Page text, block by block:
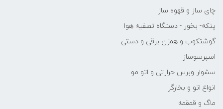
چای ساز و قهوه ساز
پنکه- بخور - دستگاه تصفیه هوا
گوشتکوب و همزن برقی و دستی
اسپرسوساز
سشوار وبرس حرارتی و اتو مو
انواع اتو و بخارگر
ماگ و قمقمه